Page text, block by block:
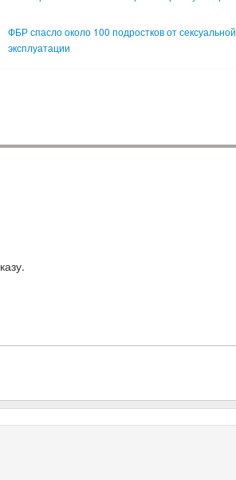
ФБР спасло около 100 подростков от сексуальной
эксплуатации